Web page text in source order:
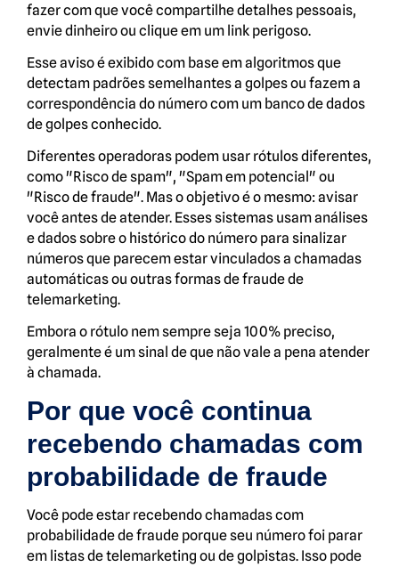
fazer com que você compartilhe detalhes pessoais,
envie dinheiro ou clique em um link perigoso.
Esse aviso é exibido com base em algoritmos que
detectam padrões semelhantes a golpes ou fazem a
correspondência do número com um banco de dados
de golpes conhecido.
Diferentes operadoras podem usar rótulos diferentes,
como "Risco de spam", "Spam em potencial" ou
"Risco de fraude". Mas o objetivo é o mesmo: avisar
você antes de atender. Esses sistemas usam análises
e dados sobre o histórico do número para sinalizar
números que parecem estar vinculados a chamadas
automáticas ou outras formas de fraude de
telemarketing.
Embora o rótulo nem sempre seja 100% preciso,
geralmente é um sinal de que não vale a pena atender
à chamada.
Por que você continua
recebendo chamadas com
probabilidade de fraude
Você pode estar recebendo chamadas com
probabilidade de fraude porque seu número foi parar
em listas de telemarketing ou de golpistas. Isso pode